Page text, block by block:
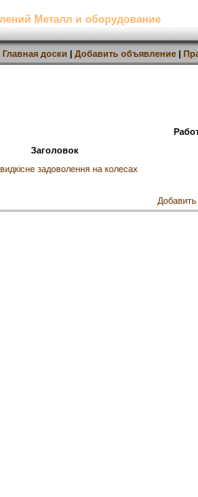
Металл и оборудование
Главная доски | Добавить объявление |
Заголовок
задоволення на колесах